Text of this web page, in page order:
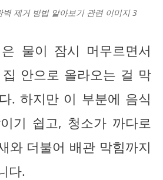
제거 방법 알아보기 관련 이미지 3
물이 잠시 머무르면서
안으로 올라오는 걸 막
. 하지만 이 부분에 음식
기 쉽고, 청소가 까다로
와 더불어 배관 막힘까지
다.